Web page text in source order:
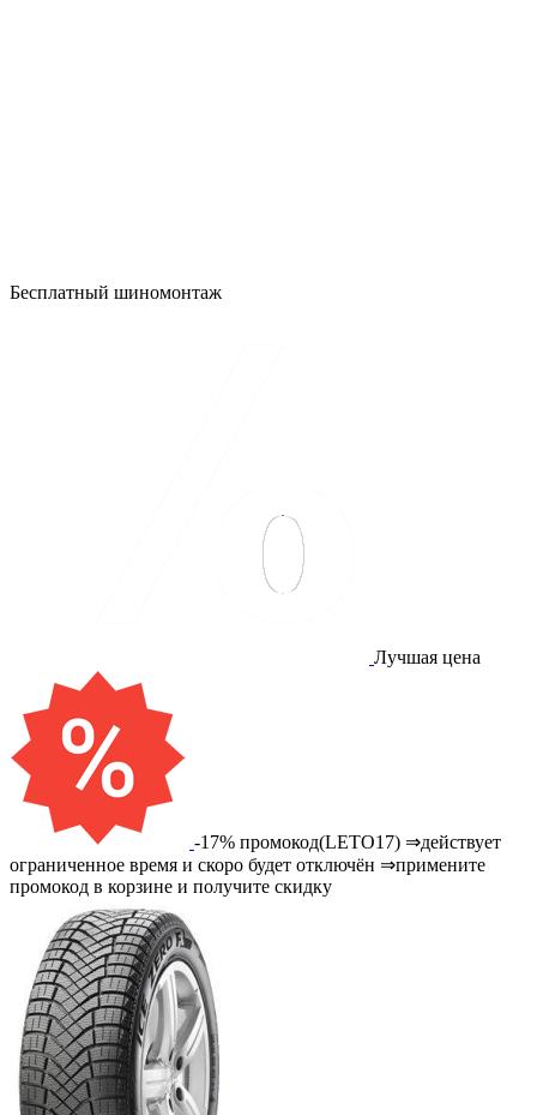
Бесплатный шиномонтаж
Лучшая цена
-17% промокод(LETO17) ⇒действует
ограниченное время и скоро будет отключён ⇒примените
промокод в корзине и получите скидку